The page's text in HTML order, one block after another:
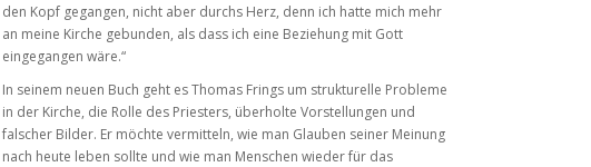
den Kopf gegangen, nicht aber durchs Herz, denn ich hatte mich mehr
an meine Kirche gebunden, als dass ich eine Beziehung mit Gott
eingegangen wäre.“
In seinem neuen Buch geht es Thomas Frings um strukturelle Probleme
in der Kirche, die Rolle des Priesters, überholte Vorstellungen und
falscher Bilder. Er möchte vermitteln, wie man Glauben seiner Meinung
nach heute leben sollte und wie man Menschen wieder für das